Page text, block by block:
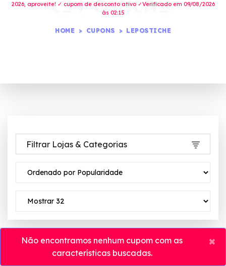
2026, aproveite! ✓ cupom de desconto ativo ✓Verificado em 09/08/2026
às 02:15
HOME CUPONS LEPOSTICHE
Filtrar Lojas & Categorias
Não encontramos nenhum cupom com as
características buscadas.
×